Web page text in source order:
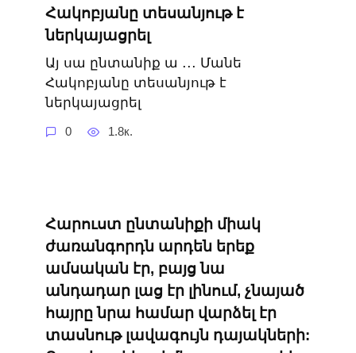
Հակոբյանը տեսանյութ է
ներկայացրել
Այ սա ընտանիք ա ․․․ Մանե
Հակոբյանը տեսանյութ է
ներկայացրել
0 1.8к.
Հարուստ ընտանիքի միակ
ժառանգորդն արդեն երեք
ամսական էր, բայց նա
անդադար լաց էր լինում, չնայած
հայրը նրա համար վարձել էր
տասնութ լավագույն դայակների: